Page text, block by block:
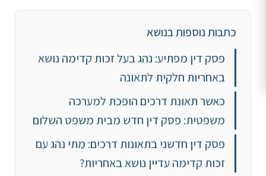
כתבות נוספות בנושא
פסק דין מפתיע: נהג בעל זכות קדימה נושא
באחריות חלקית לתאונה
כאשר תאונת דרכים הופכת למערכה
משפטית: פסק דין חדש מבית משפט השלום
פסק דין חדשני בתאונות דרכים: מתי נהג עם
זכות קדימה עדיין נושא באחריות?